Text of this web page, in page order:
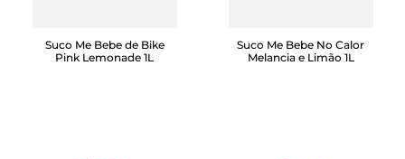
Suco Me Bebe de Bike
Pink Lemonade 1L
Suco Me Bebe No Calor
Melancia e Limão 1L